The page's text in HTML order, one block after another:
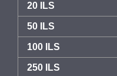
20 ILS
50 ILS
100 ILS
250 ILS